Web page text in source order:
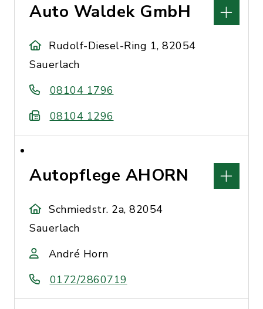
Auto Waldek GmbH
Rudolf-Diesel-Ring 1, 82054
Sauerlach
08104 1796
08104 1296
Autopflege AHORN
Schmiedstr. 2a, 82054
Sauerlach
André Horn
0172/2860719